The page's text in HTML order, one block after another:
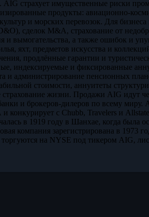
AIG страхует имущественные риски
продукты: авиационно-
и морских перевозок. Для
сделок M&A, страхование от
и вымогательства, а также ошибок и
яхт, предметов искусства и
продлённые гарантии и
индексируемые и фиксированные
и администрирование пенсионных
стоимости, аннуитеты
жизни. Продажи AIG идут
и брокеров-дилеров по всему миру.
с Chubb, Travelers и
в 1919 году в Шанхае, когда была
компания зарегистрирована в 1973
на NYSE под тикером AIG,